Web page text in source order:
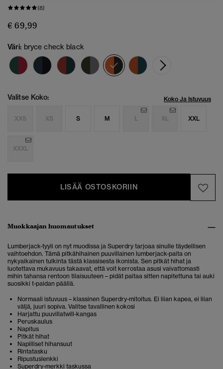
(8)
€ 69,99
Väri: bryce check black
valittu
Valitse Koko: Koko Ja Istuvuus
XXS XS S M L XL XXL
XXXL
LISÄÄ OSTOSKORIIN
Muokkaajan huomautukset
Lumberjack-tyyli on nyt muodissa ja Superdry tarjoaa sinulle täydellisen
vaihtoehdon. Tämä pitkähihainen puuvillainen lumberjack-paita on
nykyaikainen tulkinta tästä klassisesta ikonista. Sen pitkät hihat ja
luotettava mukavuus takaavat, että voit kerrostaa asusi vaivattomasti
mihin tahansa rentoon tilaisuuteen – pidät paitaa sitten napitettuna tai auki
suosikki t-paidan päällä.
Normaali istuvuus – klassinen Superdry-mitoitus. Ei liian kapea, ei liian
väljä, juuri sopiva. Valitse tavallinen kokosi
Harjattu puuvillatwill-kangas
Peruskaulus
Napitus
Pitkät hihat
Napilliset hihansuut
Rintatasku
Ripustuslenkki
Superdry-merkki taskussa